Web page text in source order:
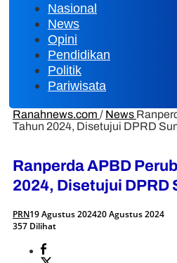
Nasional
News
Opini
Pendidikan
Politik
Pariwisata
Ranahnews.com / News
Tahun 2024, Disetujui DPRD
Ranperda APBD
2024, Disetujui DPRD
PRN19 Agustus 202420 Agustus 2024
357 Dilihat